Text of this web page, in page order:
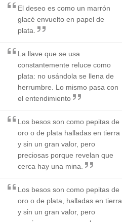
El deseo es como un marrón
glacé envuelto en papel de
plata.
La llave que se usa
constantemente reluce como
plata: no usándola se llena de
herrumbre. Lo mismo pasa con
el entendimiento
Los besos son como pepitas de
oro o de plata halladas en tierra
y sin un gran valor, pero
preciosas porque revelan que
cerca hay una mina.
Los besos son como pepitas de
oro o de plata, halladas en tierra
y sin un gran valor, pero